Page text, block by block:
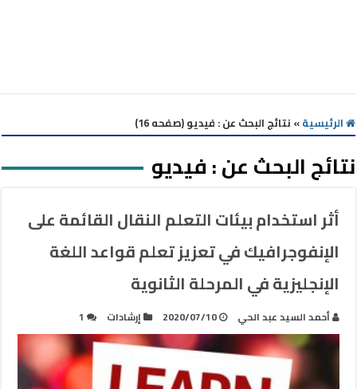
الرئيسية» نتائج البحث عن : فيديو (صفحه 16)
نتائج البحث عن :فيديو
أثر استخدام بيئات التعلم النقال القائمة على
الإنفوجرافيك في تعزيز تعلم قواعد اللغة
الإنجليزية في المرحلة الثانوية
أحمد السيد عبد الحي 2020/07/10 إرشادات 1